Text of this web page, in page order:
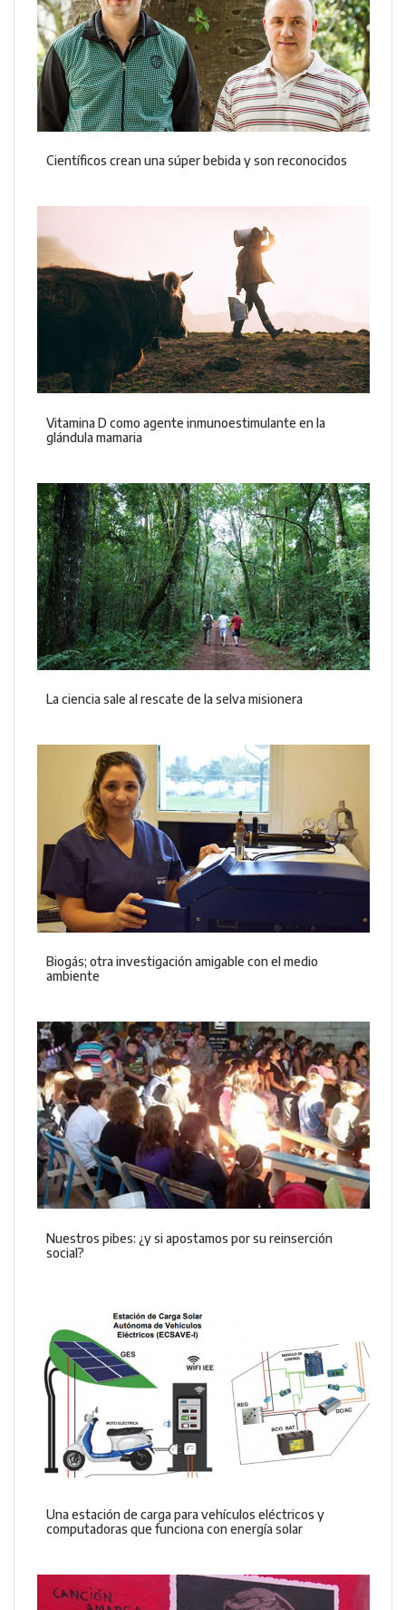
Científicos crean una súper bebida y son reconocidos
Vitamina D como agente inmunoestimulante en la
glándula mamaria
La ciencia sale al rescate de la selva misionera
Biogás; otra investigación amigable con el medio
ambiente
Nuestros pibes: ¿y si apostamos por su reinserción
social?
Una estación de carga para vehículos eléctricos y
computadoras que funciona con energía solar